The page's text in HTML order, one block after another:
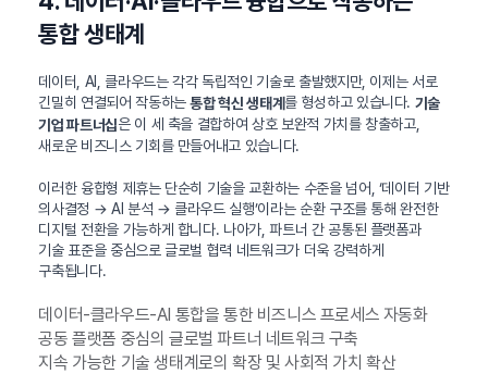
통합 생태계
데이터, AI, 클라우드는 각각 독립적인 기술로 출발했지만, 이제는 서로
긴밀히 연결되어 작동하는통합 혁신 생태계 를 형성하고 있습니다. 기술
기업 파트너십은 이 세 축을 결합하여 상호 보완적 가치를 창출하고,
새로운 비즈니스 기회를 만들어내고 있습니다.
이러한 융합형 제휴는 단순히 기술을 교환하는 수준을 넘어, ‘데이터 기반
의사결정 → AI 분석 → 클라우드 실행’이라는 순환 구조를 통해 완전한
디지털 전환을 가능하게 합니다. 나아가, 파트너 간 공통된 플랫폼과
기술 표준을 중심으로 글로벌 협력 네트워크가 더욱 강력하게
구축됩니다.
데이터-클라우드-AI 통합을 통한 비즈니스 프로세스 자동화
공동 플랫폼 중심의 글로벌 파트너 네트워크 구축
지속 가능한 기술 생태계로의 확장 및 사회적 가치 확산